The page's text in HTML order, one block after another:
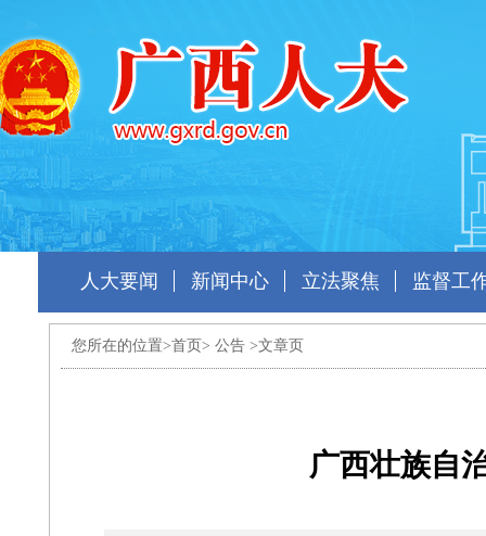
人大要闻 新闻中心 立法聚焦 监督工
您所在的位置>首页 > 公告 >文章页
广西壮族自